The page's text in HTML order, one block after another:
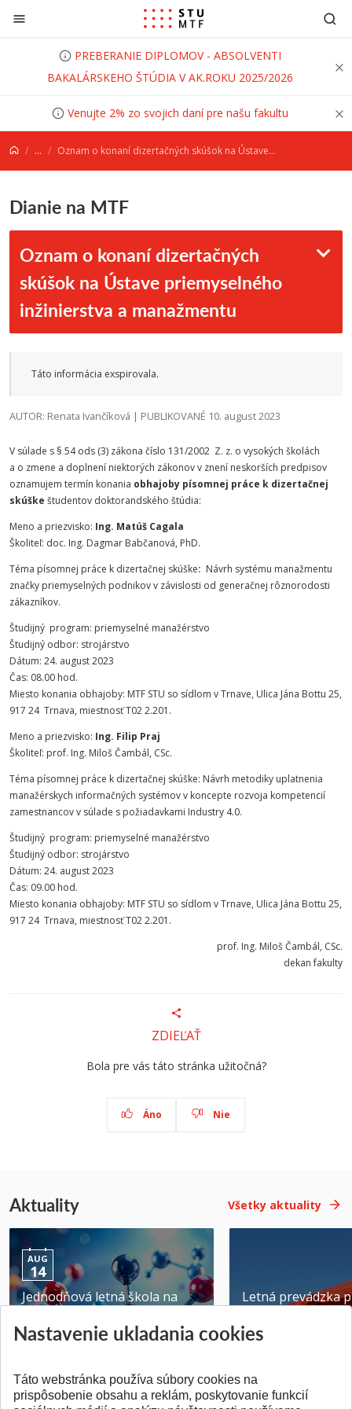
Prejsť na obsah
PREBERANIE DIPLOMOV - ABSOLVENTI
BAKALÁRSKEHO ŠTÚDIA V AK.ROKU 2025/2026
Venujte 2% zo svojich daní pre našu fakultu
... Oznam o konaní dizertačných skúšok na Ústave priemyselného inžinierstva a manažmentu
Dianie na MTF
Oznam o konaní dizertačných
skúšok na Ústave priemyselného
inžinierstva a manažmentu
Táto informácia exspirovala.
AUTOR: Renata Ivančíková | PUBLIKOVANÉ 10. august 2023
V súlade s § 54 ods (3) zákona číslo 131/2002 Z. z. o vysokých školách
a o zmene a doplnení niektorých zákonov v znení neskorších predpisov
oznamujem termín konania obhajoby písomnej práce k dizertačnej
skúške študentov doktorandského štúdia:
Meno a priezvisko: Ing. Matúš Cagala
Školiteľ: doc. Ing. Dagmar Babčanová, PhD.
Téma písomnej práce k dizertačnej skúške: Návrh systému manažmentu
značky priemyselných podnikov v závislosti od generačnej rôznorodosti
zákazníkov.
Študijný program: priemyselné manažérstvo
Študijný odbor: strojárstvo
Dátum: 24. august 2023
Čas: 08.00 hod.
Miesto konania obhajoby: MTF STU so sídlom v Trnave, Ulica Jána Bottu 25,
917 24 Trnava, miestnosť T02 2.201.
Meno a priezvisko: Ing. Filip Praj
Školiteľ: prof. Ing. Miloš Čambál, CSc.
Téma písomnej práce k dizertačnej skúške: Návrh metodiky uplatnenia
manažérskych informačných systémov v koncepte rozvoja kompetencií
zamestnancov v súlade s požiadavkami Industry 4.0.
Študijný program: priemyselné manažérstvo
Študijný odbor: strojárstvo
Dátum: 24. august 2023
Čas: 09.00 hod.
Miesto konania obhajoby: MTF STU so sídlom v Trnave, Ulica Jána Bottu 25,
917 24 Trnava, miestnosť T02 2.201.
prof. Ing. Miloš Čambál, CSc.
dekan fakulty
ZDIEĽAŤ
Bola pre vás táto stránka užitočná?
Áno Nie
Aktuality Všetky aktuality
AUG
14
Jednodňová letná škola na
Pridané 28.07.2026
Letná prevádzka
Pridané 23.06.2026
Nastavenie ukladania cookies
Táto webstránka používa súbory cookies na
prispôsobenie obsahu a reklám, poskytovanie funkcií